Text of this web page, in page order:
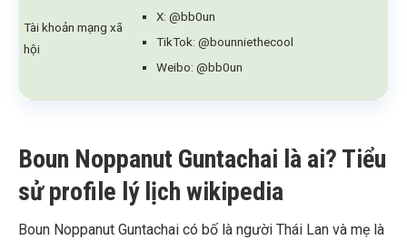
Tài khoản mạng xã
hội
X: @bb0un
TikTok: @bounniethecool
Weibo: @bb0un
Boun Noppanut Guntachai là ai? Tiểu
sử profile lý lịch wikipedia
Boun Noppanut Guntachai có bố là người Thái Lan và mẹ là